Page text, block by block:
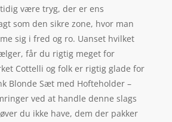
være tryg, der er ens
som den sikre zone, hvor man
sig i fred og ro. Uanset hvilket
får du rigtig meget for
Cottelli og folk er rigtig glade for
Blonde Sæt med Hofteholder –
ved at handle denne slags
du ikke have, dem der pakker